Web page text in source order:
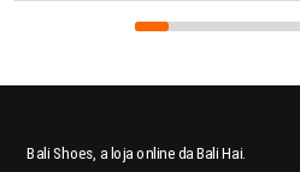
Bali Shoes, a loja online da Bali Hai.